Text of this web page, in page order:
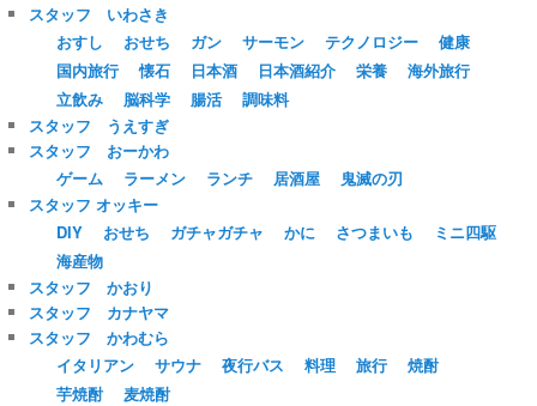
スタッフ いわさき
おすし
おせち ガン サーモン テクノロジー
健康
国内旅行
懐石 日本酒 日本酒紹介 栄養
海外旅行
立飲み
脳科学 腸活
調味料
スタッフ うえすぎ
スタッフ おーかわ
ゲーム
ラーメン ランチ 居酒屋
鬼滅の刃
スタッフ オッキー
DIY
おせち ガチャガチャ かに さつまいも
ミニ四駆
海産物
スタッフ かおり
スタッフ カナヤマ
スタッフ かわむら
イタリアン
サウナ 夜行バス 料理 旅行
焼酎
芋焼酎
麦焼酎